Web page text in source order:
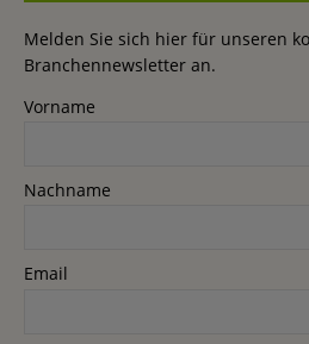
Melden Sie sich hier für unseren
Branchennewsletter an.
Vorname
Nachname
Email